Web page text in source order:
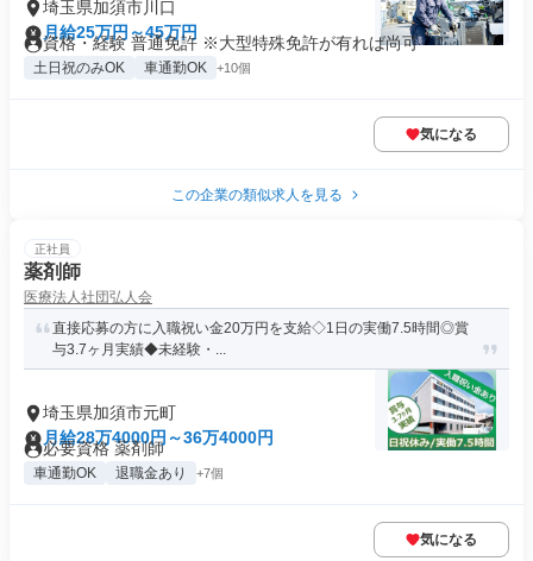
埼玉県加須市川口
月給25万円～45万円
資格・経験 普通免許 ※大型特殊免許が有れば尚可
土日祝のみOK 車通勤OK +10個
気になる
この企業の類似求人を見る
正社員
薬剤師
医療法人社団弘人会
直接応募の方に入職祝い金20万円を支給◇1日の実働7.5時間◎賞
与3.7ヶ月実績◆未経験・...
埼玉県加須市元町
月給28万4000円～36万4000円
必要資格 薬剤師
車通勤OK 退職金あり +7個
気になる